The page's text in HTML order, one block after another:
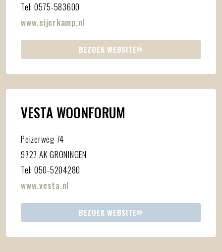
Tel: 0575-583600
www.eijerkamp.nl
BEZOEK WEBSITE
VESTA WOONFORUM
Peizerweg 74
9727 AK GRONINGEN
Tel: 050-5204280
www.vesta.nl
BEZOEK WEBSITE